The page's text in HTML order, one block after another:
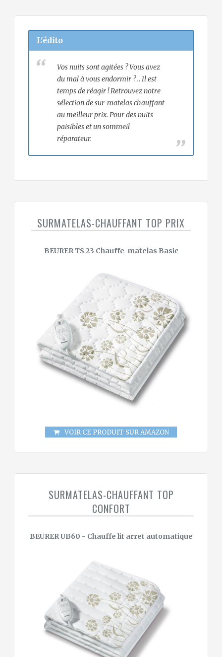
L'édito
Vos nuits sont agitées ? Vous avez
du mal à vous endormir ? .. Il est
temps de réagir ! Retrouvez notre
sélection de sur-matelas chauffant
au meilleur prix. Pour des nuits
paisibles et un sommeil
réparateur.
SURMATELAS-CHAUFFANT TOP PRIX
BEURER TS 23 Chauffe-matelas Basic
VOIR CE PRODUIT SUR AMAZON
SURMATELAS-CHAUFFANT TOP
CONFORT
BEURER UB60 - Chauffe lit arret automatique